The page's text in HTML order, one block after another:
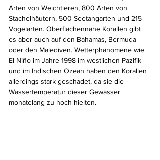
Arten von Weichtieren, 800 Arten von
Stachelhäutern, 500 Seetangarten und 215
Vogelarten. Oberflächennahe Korallen gibt
es aber auch auf den Bahamas, Bermuda
oder den Malediven. Wetterphänomene wie
El Niño im Jahre 1998 im westlichen Pazifik
und im Indischen Ozean haben den Korallen
allerdings stark geschadet, da sie die
Wassertemperatur dieser Gewässer
monatelang zu hoch hielten.